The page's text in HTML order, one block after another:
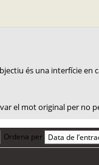
és una interfície en
el mot original per no
Ordena per